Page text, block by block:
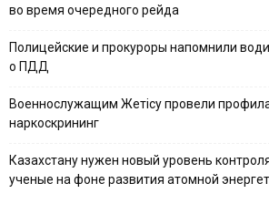
во время очередного рейда
Полицейские и прокуроры напомнили
о ПДД
Военнослужащим Жетісу провели
наркоскрининг
Казахстану нужен новый уровень
ученые на фоне развития атомной